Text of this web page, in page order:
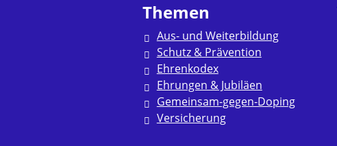
Themen
Aus- und Weiterbildung
Schutz & Prävention
Ehrenkodex
Ehrungen & Jubiläen
Gemeinsam-gegen-Doping
Versicherung